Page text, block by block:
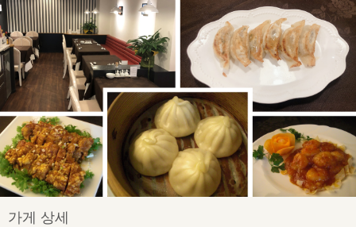
가게 상세